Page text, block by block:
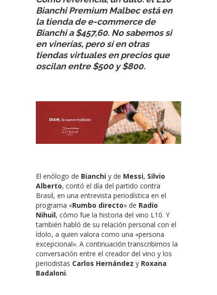
Bianchi Premium Malbec está en
la tienda de e-commerce de
Bianchi a $457,60. No sabemos si
en vinerías, pero sí en otras
tiendas virtuales en precios que
oscilan entre $500 y $800.
El enólogo de Bianchi y de Messi, Silvio
Alberto, contó el día del partido contra
Brasil, en una entrevista periodística en el
programa «Rumbo directo» de Radio
Nihuil, cómo fue la historia del vino L10. Y
también habló de su relación personal con el
ídolo, a quien valora como una «persona
excepcional». A continuación transcribimos la
conversación entre el creador del vino y los
periodistas Carlos Hernández y Roxana
Badaloni.